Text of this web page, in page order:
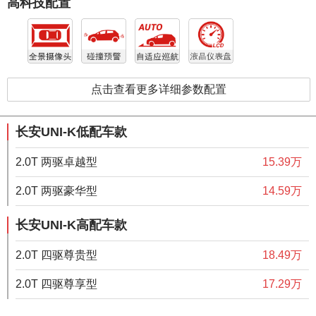
高科技配置
点击查看更多详细参数配置
长安UNI-K低配车款
2.0T 两驱卓越型 15.39万
2.0T 两驱豪华型 14.59万
长安UNI-K高配车款
2.0T 四驱尊贵型 18.49万
2.0T 四驱尊享型 17.29万